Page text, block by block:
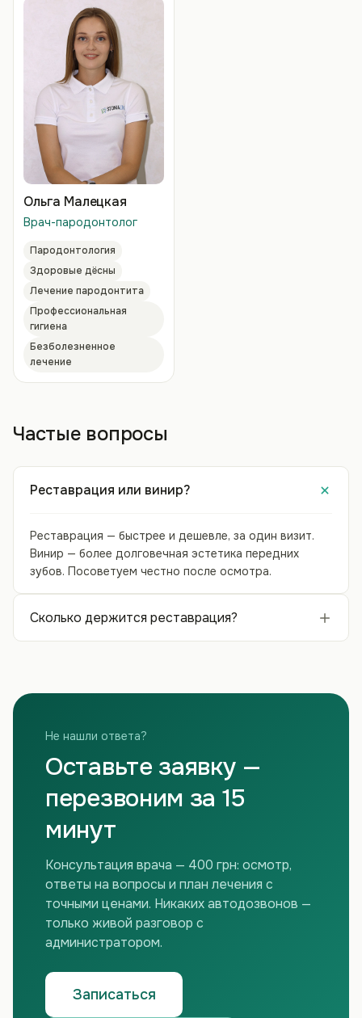
Ольга Малецкая
Врач-пародонтолог
Пародонтология
Здоровые дёсны
Лечение пародонтита
Профессиональная
гигиена
Безболезненное
лечение
Частые вопросы
Реставрация или винир?
Реставрация — быстрее и дешевле, за один визит.
Винир — более долговечная эстетика передних
зубов. Посоветуем честно после осмотра.
Сколько держится реставрация?
Не нашли ответа?
Оставьте заявку —
перезвоним за 15
минут
Консультация врача — 400 грн: осмотр,
ответы на вопросы и план лечения с
точными ценами. Никаких автодозвонов —
только живой разговор с
администратором.
Записаться